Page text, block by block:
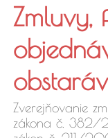
Zmluvy,
faktúry,
Zmluvy,
Zverejňovanie
zákona č. 382/